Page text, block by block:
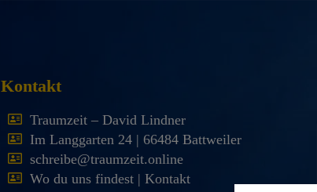
Kontakt
Traumzeit – David Lindner
Im Langgarten 24 | 66484 Battweiler
schreibe@traumzeit.online
Wo du uns findest | Kontakt